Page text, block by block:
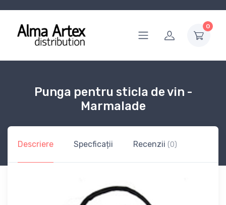
0
Punga pentru sticla de vin -
Marmalade
Descriere Specficații Recenzii (0)